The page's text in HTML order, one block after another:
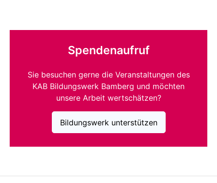
Spendenaufruf
Sie besuchen gerne die Veranstaltungen des
KAB Bildungswerk Bamberg und möchten
unsere Arbeit wertschätzen?
Bildungswerk unterstützen